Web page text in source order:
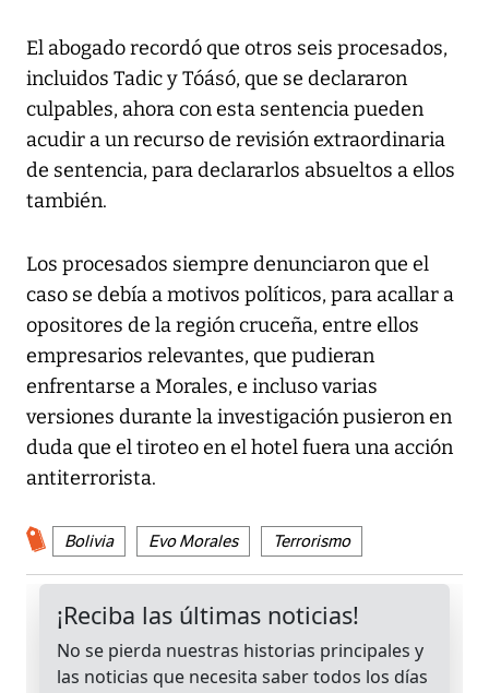
El abogado recordó que otros seis procesados,
incluidos Tadic y Tóásó, que se declararon
culpables, ahora con esta sentencia pueden
acudir a un recurso de revisión extraordinaria
de sentencia, para declararlos absueltos a ellos
también.
Los procesados siempre denunciaron que el
caso se debía a motivos políticos, para acallar a
opositores de la región cruceña, entre ellos
empresarios relevantes, que pudieran
enfrentarse a Morales, e incluso varias
versiones durante la investigación pusieron en
duda que el tiroteo en el hotel fuera una acción
antiterrorista.
Bolivia Evo Morales Terrorismo